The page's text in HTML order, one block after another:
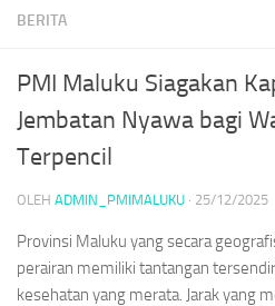
BERITA
PMI Maluku Siagakan
Jembatan Nyawa bagi
Terpencil
OLEH ADMIN_PMIMALUKU · 25/12/2025
Provinsi Maluku yang secara
perairan memiliki tantangan
kesehatan yang merata. Jarak yang